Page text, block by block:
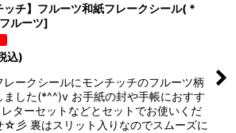
ッチ】フルーツ和紙フレークシール( *
フルーツ]
込)
レークシールにモンチッチのフルーツ柄
ました(*^^)v お手紙の封や手帳におすす
ターセットなどとセットでお使いくだ
☆彡 裏はスリット入りなのでスムーズに